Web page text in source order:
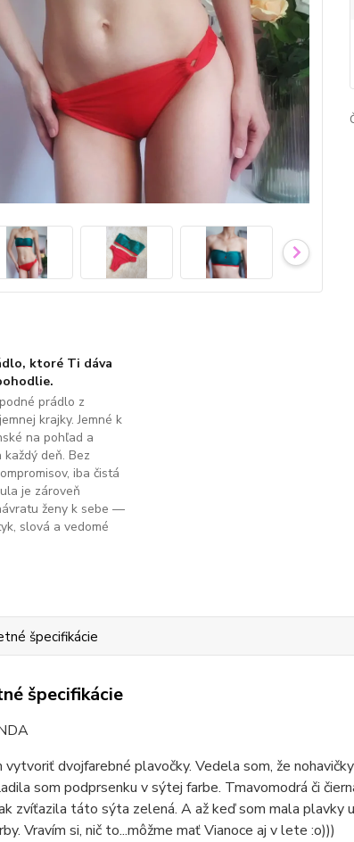
ktoré Ti dáva
prádlo z
krajky. Jemné k
na pohľad a
deň. Bez
iba čistá
je zároveň
ženy k sebe —
slová a vedomé
špecifikácie
špecifikácie
vytvoriť dvojfarebné plavočky. Vedela som, že
som podprsenku v sýtej farbe. Tmavomodrá či
zvíťazila táto sýta zelená. A až keď som mala plavky
Vravím si, nič to...môžme mať Vianoce aj v lete :o)))